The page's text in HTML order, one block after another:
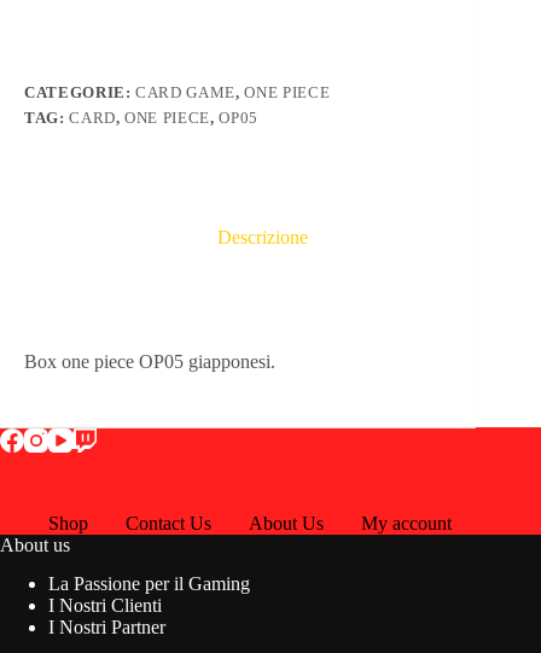
CATEGORIE:CARD GAME,ONE PIECE
TAG:CARD,ONE PIECE,OP05
Descrizione
Box one piece OP05 giapponesi.
Shop Contact Us About Us
My account
About us
La Passione per il Gaming
I Nostri Clienti
I Nostri Partner